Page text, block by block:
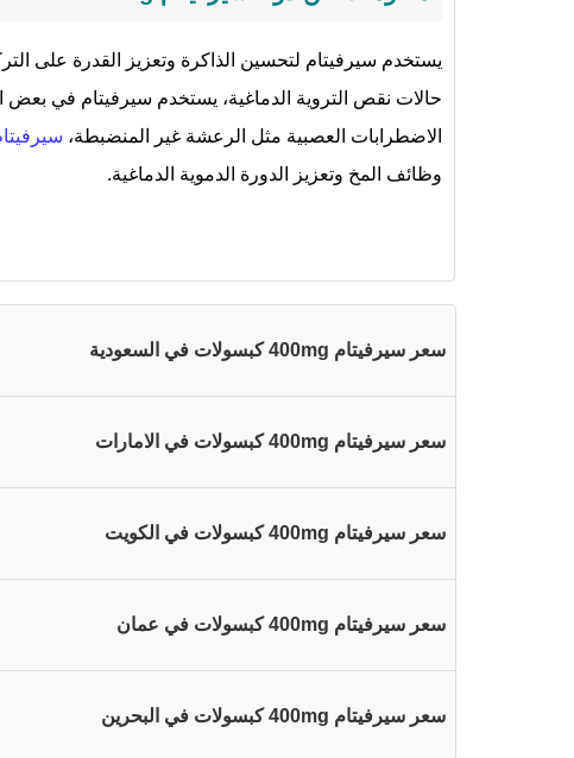
يستخدم سيرفيتام لتحسين الذاكرة وتعزيز القدرة على
حالات نقص التروية الدماغية، يستخدم سيرفيتام في بعض
الاضطرابات العصبية مثل الرعشة غير المنضبطة،
وظائف المخ وتعزيز الدورة الدموية الدماغية.
سعر سيرفيتام 400mg كبسولات في السعودية
سعر سيرفيتام 400mg كبسولات في الامارات
سعر سيرفيتام 400mg كبسولات في الكويت
سعر سيرفيتام 400mg كبسولات في عمان
سعر سيرفيتام 400mg كبسولات في البحرين